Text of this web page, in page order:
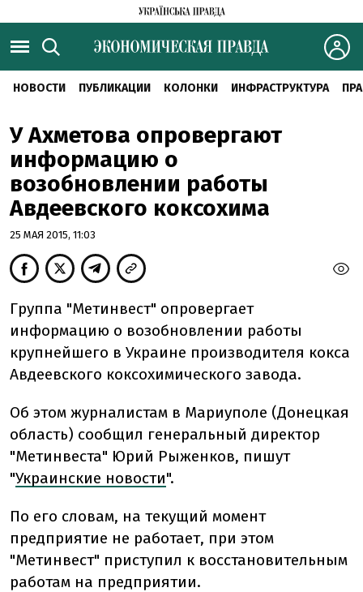
НОВОСТИ ПУБЛИКАЦИИ КОЛОНКИ ИНФРАСТРУКТУРА
У Ахметова опровергают
информацию о
возобновлении работы
Авдеевского коксохима
25 МАЯ 2015, 11:03
Группа "Метинвест" опровергает
информацию о возобновлении работы
крупнейшего в Украине производителя кокса
Авдеевского коксохимического завода.
Об этом журналистам в Мариуполе (Донецкая
область) сообщил генеральный директор
"Метинвеста" Юрий Рыженков, пишут
"Украинские новости".
По его словам, на текущий момент
предприятие не работает, при этом
"Метинвест" приступил к восстановительным
работам на предприятии.